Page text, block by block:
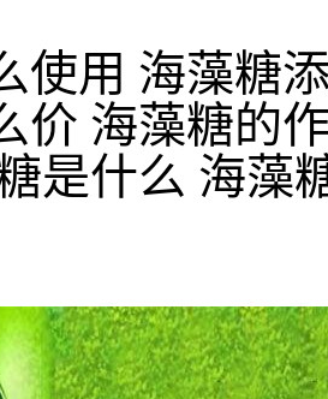
使用 海藻糖
价 海藻糖的
是什么 海藻